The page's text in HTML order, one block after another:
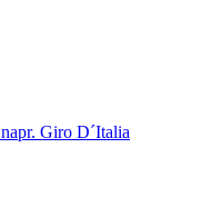
Giro D´Italia